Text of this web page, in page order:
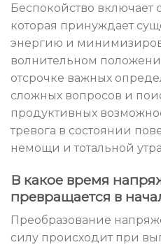
Беспокойство включает
которая принуждает
энергию и
волнительном
отсрочке важных
сложных вопросов и
продуктивных
тревога в состоянии
немощи и тотальной
В какое время
превращается в
Преобразование
силу происходит при